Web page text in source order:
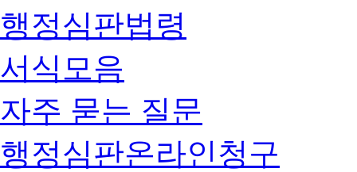
행정심판법령
서식모음
자주 묻는 질문
행정심판온라인청구